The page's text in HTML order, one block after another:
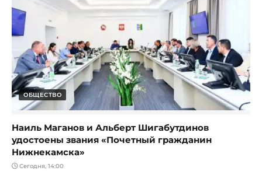
ОБЩЕСТВО
Наиль Маганов и Альберт Шигабутдинов
удостоены звания «Почетный гражданин
Нижнекамска»
Сегодня, 14:00